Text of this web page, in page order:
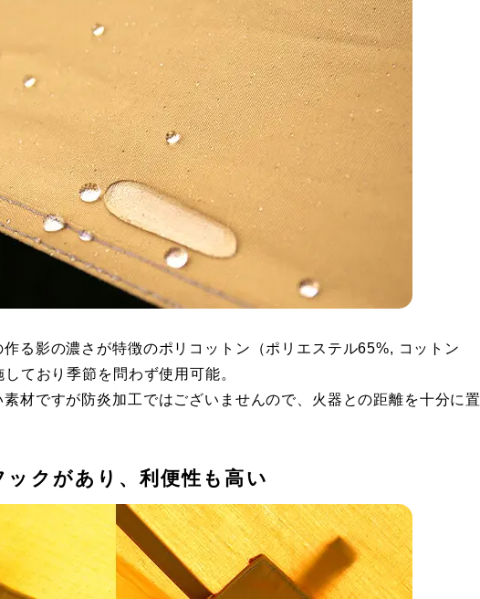
る影の濃さが特徴のポリコットン（ポリエステル65%, コットン
ており季節を問わず使用可能。
材ですが防炎加工ではございませんので、火器との距離を十分に
クがあり、利便性も高い